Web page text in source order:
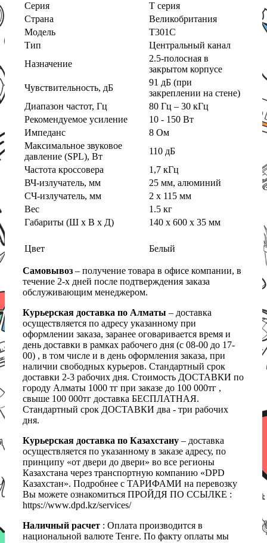
Серия
T серия
Страна
Великобритания
Модель
T301C
Тип
Центральный канал
Назначение
2.5-полосная в
закрытом корпусе
Чувствительность, дБ
91 дБ (при
закреплении на стене)
Диапазон частот, Гц
80 Гц – 30 кГц
Рекомендуемое усиление
10 - 150 Вт
Импеданс
8 Ом
Максимальное звуковое
давление (SPL), Вт
110 дБ
Частота кроссовера
1,7 кГц
ВЧ-излучатель, мм
25 мм, алюминий
СЧ-излучатель, мм
2 x 115 мм
Вес
1.5 кг
Габариты (Ш х В х Д)
140 x 600 x 35 мм
Цвет Белый
Самовывоз – получение товара в офисе компании, в
течение 2-х дней после подтверждения заказа
обслуживающим менеджером.
Курьерская доставка по Алматы – доставка
осуществляется по адресу указанному при
оформлении заказа, заранее оговаривается время и
день доставки в рамках рабочего дня (с 08-00 до 17-
00) , в том числе и в день оформления заказа, при
наличии свободных курьеров. Стандартный срок
доставки 2-3 рабочих дня. Стоимость ДОСТАВКИ по
городу Алматы 1000 тг при заказе до 100 000тг ,
свыше 100 000тг доставка БЕСПЛАТНАЯ.
Стандартный срок ДОСТАВКИ два - три рабочих
дня.
Курьерская доставка по Казахстану – доставка
осуществляется по указанному в заказе адресу, по
принципу «от двери до двери» во все регионы
Казахстана через транспортную компанию «DPD
Казахстан». Подробнее с ТАРИФАМИ на перевозку
Вы можете ознакомиться ПРОЙДЯ ПО ССЫЛКЕ :
https://www.dpd.kz/services/
Наличный расчет : Оплата производится в
национальной валюте Тенге. По факту оплаты мы